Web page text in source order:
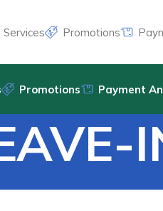
Services Promotions
Promotions Payment